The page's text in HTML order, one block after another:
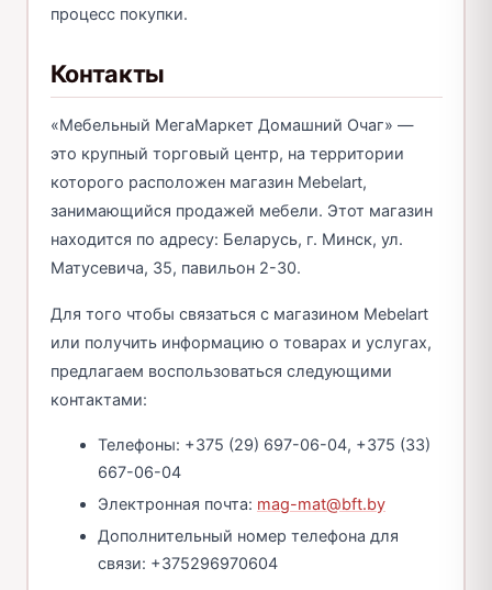
процесс покупки.
Контакты
«Мебельный МегаМаркет Домашний Очаг» —
это крупный торговый центр, на территории
которого расположен магазин Mebelart,
занимающийся продажей мебели. Этот магазин
находится по адресу: Беларусь, г. Минск, ул.
Матусевича, 35, павильон 2-30.
Для того чтобы связаться с магазином Mebelart
или получить информацию о товарах и услугах,
предлагаем воспользоваться следующими
контактами:
Телефоны: +375 (29) 697-06-04, +375 (33)
667-06-04
Электронная почта: mag-mat@bft.by
Дополнительный номер телефона для
связи: +375296970604